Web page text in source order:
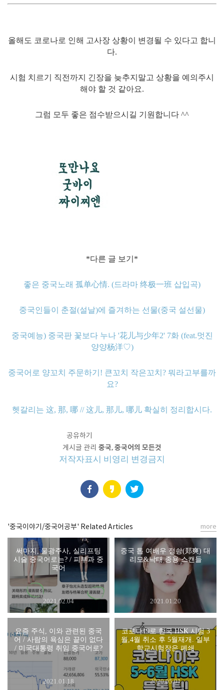
올해도 코로나로 인해 고사장 상황이 변경될 수 있다고 합니
다.
시험 치르기 직전까지 긴장을 늦추지말고 상황을 예의주시
해야 할 것 같아요.
그럼 모두 좋은 점수받으시길 기원합니다 ^^
*다른 글 보기*
좋은 중국노래 孤单心情. (드라마 终极一班 삽입곡)
중국인들이 춘절(설날)에 즐겨하는 선물(중국 설선물)
중국예능) 중국판 꽃보다 누나 '花儿与少年2' 7화 (feat.멋진
양양杨洋♡)
중국어로 양꼬치 주문하기! 큰꼬치 작은꼬치? 뭐라고부를까
요?
헷갈리는 这, 那, 哪 // 这儿, 那儿, 哪儿 확실히 정리합시다.
공유하기
게시글 관리 중국, 중국어의 모든것
저작자표시 비영리 변경금지
'중국이야기/중국어공부' Related Articles
써마지, 물광주사, 실리프팅
시술 중국어로는? / 피부과 중
국어
2021.02.04
중국 톱 여배우 정솽(郑爽) 대
리모&낙태 종용 스캔들
2021.01.20
요즘 주식, 이와 관련된 중국
어 / 사람의 욕심은 끝이 없다
/ 미국대통령 취임 중국어로?
2021.01.18
코로나19로 한국 HSK 시험 3
월,4월 취소 후 5월재개. 일부
학교시험장은 폐쇄
2020.05.01
more